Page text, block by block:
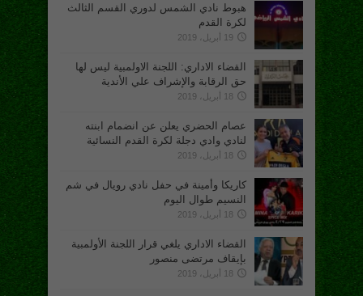
هبوط نادي الشمس لدوري القسم الثالث
لكرة القدم
19 أبريل، 2019
القضاء الاداري: اللجنة الاولمبية ليس لها
حق الرقابة والإشراف علي الأندية
18 أبريل، 2019
عصام الحضري يعلن عن انضمام ابنته
لنادي وادي دجلة لكرة القدم النسائية
18 أبريل، 2019
كاريكا وأمينة في حفل نادي رويال في شم
النسيم طوال اليوم
18 أبريل، 2019
القضاء الاداري يلغي قرار اللجنة الأولمبية
بإيقاف مرتضى منصور
18 أبريل، 2019